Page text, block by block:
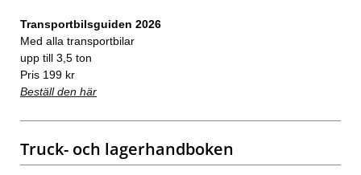
Transportbilsguiden 2026
Med alla transportbilar
upp till 3,5 ton
Pris 199 kr
Beställ den här
Truck- och lagerhandboken